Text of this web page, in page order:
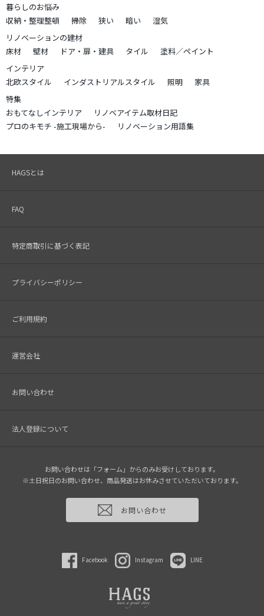
暮らしのお悩み
収納・整理整頓
掃除 狭い 暗い
湿気
リノベーションの建材
床材
壁材 ドア・扉・建具 タイル
塗料／ペイント
インテリア
北欧スタイル
インダストリアルスタイル 照明
家具
特集
おもてなしインテリア
リノベアイテム取材日記
プロのキモチ -施工現場から-
リノベーション用語集
HAGSとは
FAQ
特定商取引に基づく表記
プライバシーポリシー
ご利用規約
運営会社
お問い合わせ
法人登録について
お問い合わせは「フォーム」からのみお受けしております。
※土日祝日のお問い合わせ、商品発送はお休みさせていただいております。
お問い合わせ
Facebook Instagram LINE